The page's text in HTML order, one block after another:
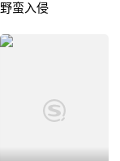
野蛮入侵